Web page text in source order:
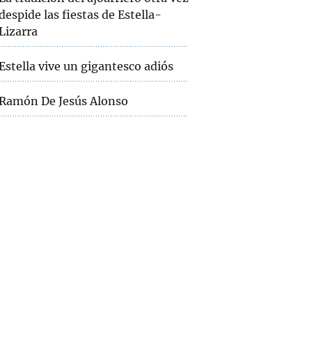
las fiestas de Estella-
vive un gigantesco adiós
De Jesús Alonso